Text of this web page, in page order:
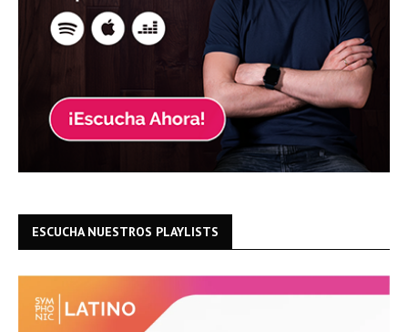
ESCUCHA NUESTROS PLAYLISTS